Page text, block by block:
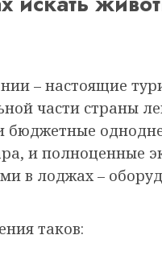
– настоящие
части страны
бюджетные
и полноценные
в лоджах –
таков: